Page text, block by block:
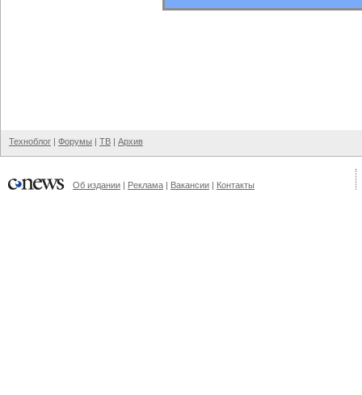
Техноблог | Форумы | ТВ | Архив
Об издании | Реклама | Вакансии | Контакты